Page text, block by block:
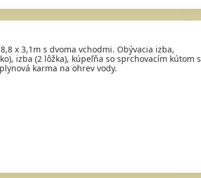
x 3,1m s dvoma vchodmi. Obývacia izba,
izba (2 lôžka), kúpeľňa so sprchovacím kútom s
karma na ohrev vody.